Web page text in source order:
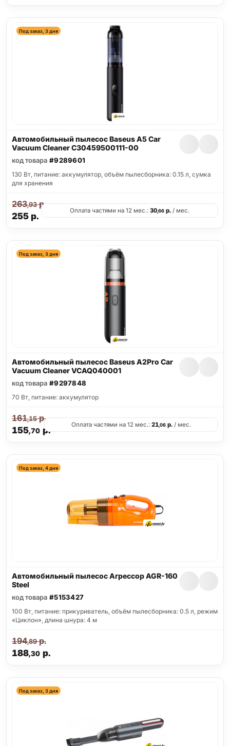
Под заказ, 3 дня
Автомобильный пылесос Baseus A5 Car
Vacuum Cleaner C30459500111-00
код товара #9289601
130 Вт, питание: аккумулятор, объём пылесборника: 0.15 л, сумка
для хранения
255р.
263,93р.
Оплата частями на 12 мес.: 30,66р./ мес.
Под заказ, 3 дня
Автомобильный пылесос Baseus A2Pro Car
Vacuum Cleaner VCAQ040001
код товара #9297848
70 Вт, питание: аккумулятор
155,70р.
161,15р.
Оплата частями на 12 мес.: 21,06 р. / мес.
Под заказ, 4 дня
Автомобильный пылесос Агрессор AGR-160
Steel
код товара #5153427
100 Вт, питание: прикуриватель, объём пылесборника: 0.5 л, режим
«Циклон», длина шнура: 4 м
188,30р.
194,89р.
Под заказ, 3 дня